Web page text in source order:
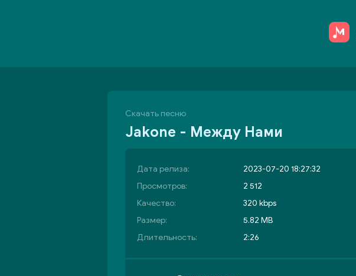
Скачать песню
Jakone - Между Нами
Дата релиза:
2023-07-20 18:27:32
Просмотров:
2 512
Качество:
320 kbps
Размер:
5.82 MB
Длительность:
2:26